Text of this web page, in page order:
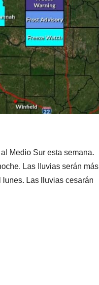
Medio Sur esta semana.
Las lluvias serán más
Las lluvias cesarán